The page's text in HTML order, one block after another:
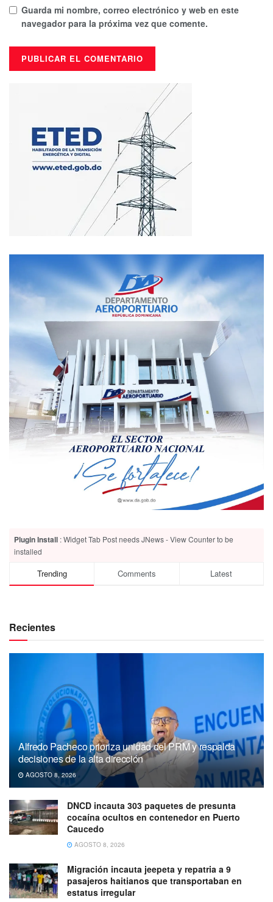
Guarda mi nombre, correo electrónico y web en este
navegador para la próxima vez que comente.
Plugin Install : Widget Tab Post needs JNews - View Counter to be
installed
Trending Comments Latest
Recientes
Alfredo Pacheco prioriza unidad del PRM y respalda
decisiones de la alta dirección
AGOSTO 8, 2026
DNCD incauta 303 paquetes de presunta
cocaína ocultos en contenedor en Puerto
Caucedo
AGOSTO 8, 2026
Migración incauta jeepeta y repatria a 9
pasajeros haitianos que transportaban en
estatus irregular